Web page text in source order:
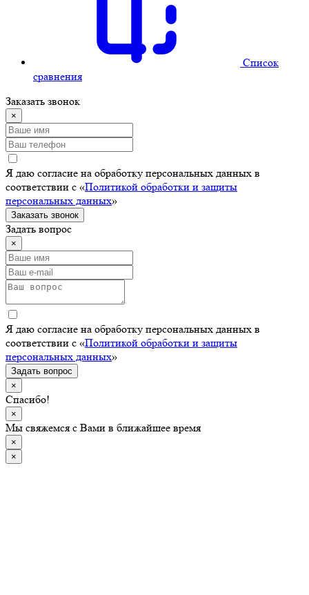
Cписок
сравнения
Заказать звонок
×
Я даю согласие на обработку персональных данных в
соответствии с «Политикой обработки и защиты
персональных данных»
Заказать звонок
Задать вопрос
×
Я даю согласие на обработку персональных данных в
соответствии с «Политикой обработки и защиты
персональных данных»
Задать вопрос
×
Спасибо!
×
Мы свяжемся с Вами в ближайшее время
×
×